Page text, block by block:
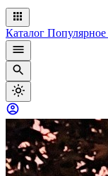
Каталог Популярное